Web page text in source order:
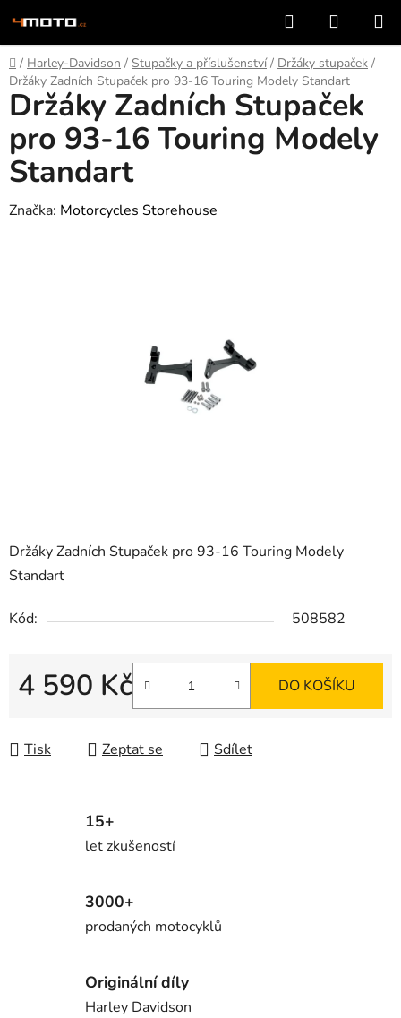
na
obsah
Hledat
KOŠÍK
Domů
/ Harley-Davidson / Stupačky a příslušenství / Držáky stupaček /
Držáky Zadních Stupaček pro 93-16 Touring Modely Standart
Držáky Zadních Stupaček pro 93-16 Touring Modely
Standart
Kód: 508582
4 590 Kč DO KOŠÍKU
Tisk Zeptat se Sdílet
Držáky Zadních Stupaček
pro 93-16 Touring Modely
Standart
Značka: Motorcycles Storehouse
15+
let zkušeností
3000+
prodaných motocyklů
Originální díly
Harley Davidson